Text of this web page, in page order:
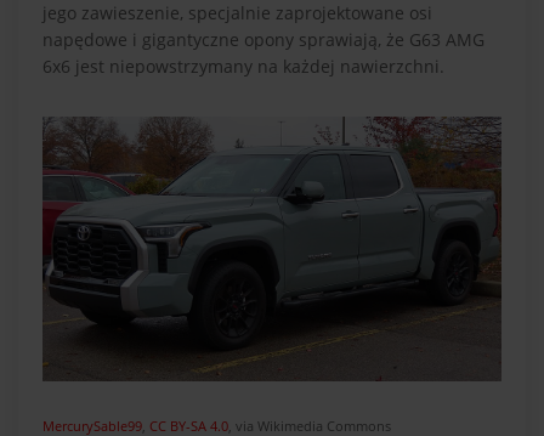
jego zawieszenie, specjalnie zaprojektowane osi
napędowe i gigantyczne opony sprawiają, że G63 AMG
6x6 jest niepowstrzymany na każdej nawierzchni.
MercurySable99 CC BY-SA 4.0 , via Wikimedia Commons